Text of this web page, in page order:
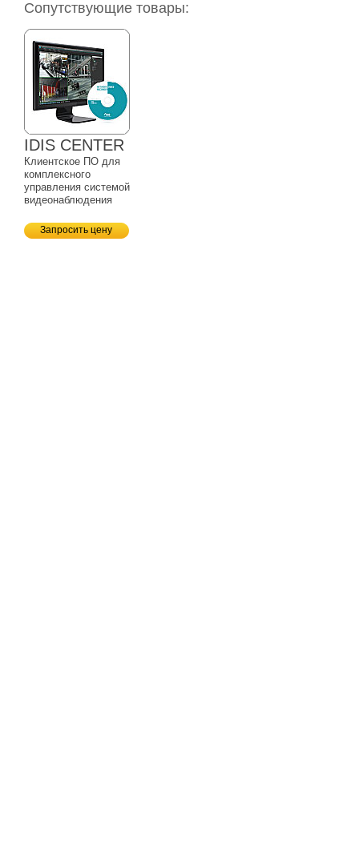
Сопутствующие товары:
IDIS CENTER
Клиентское ПО для
комплексного
управления системой
видеонаблюдения
Запросить цену